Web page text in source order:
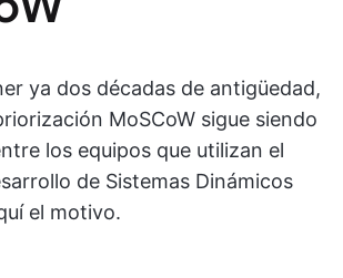
ya dos décadas de antigüedad,
MoSCoW sigue siendo
los equipos que utilizan el
de Sistemas Dinámicos
el motivo.